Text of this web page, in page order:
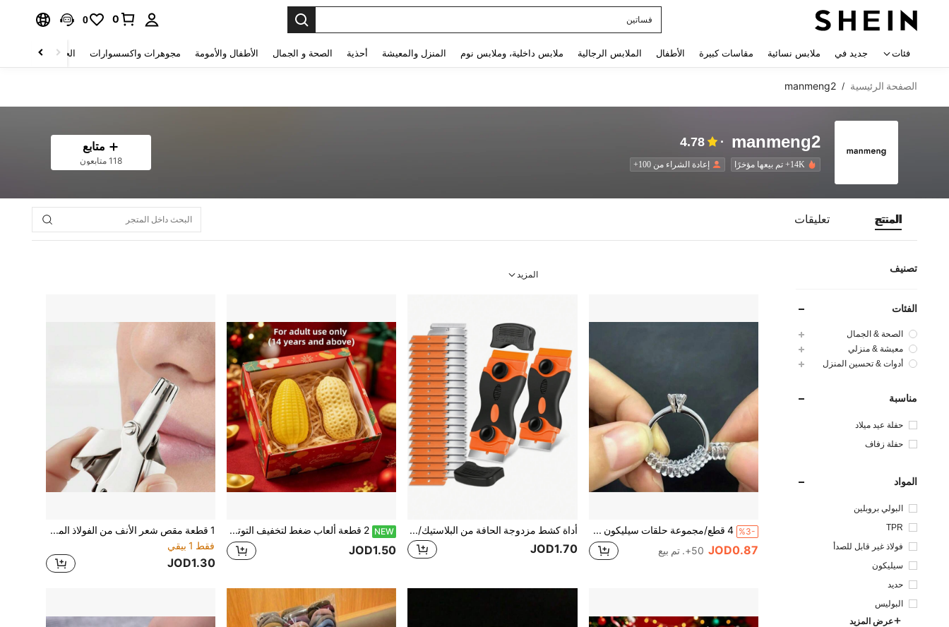
فستان
0
0
فئات جديد في ملابس نسائية مقاسات كبيرة الأطفال الملابس الرجالية ملابس داخلية، وملابس نوم المنزل والمعيشة أحذية الصحة و الجمال الأطفال والأمومة مجوهرات واكسسوارات الحقائب والأمتعة
الصفحة الرئيسية /
manmeng2
manmeng2
4.78
14K+ تم بيعها مؤخرًا إعادة الشراء من 100+
متابع
118 متابعون
المنتج تعليقات
تصنيف
الفئات
الصحة & الجمال
معيشة & منزلي
أدوات & تحسين المنزل
مناسبة
حفلة عيد ميلاد
حفلة زفاف
المواد
البولي بروبلين
TPR
فولاذ غير قابل للصدأ
سيليكون
حديد
البوليس
تر عرض المزيد
المزيد
%3- 4 قطع/مجموعة حلقات سيليكون قابلة للتعديل لتغيير حجم الخاتم، حلقات سيليكون شفافة لحماية الخواتم، مناسبة للرجال والنساء، تسمح لك بضبط حجم الخاتم دون إعادة تشكيله
JOD0.87 50+. تم بيع
أداة كشط مزدوجة الحافة من البلاستيك/المعدن - أداة كشط بلاستيكية مع شفرات معدنية وبلاستيكية، مناسبة لإزالة الفينيل والطلاء والملصقات وتنظيف السيارات والنوافذ والزجاج والخشب والأدوات المطبخية دون خدش
JOD1.70
NEW 2 قطعة ألعاب ضغط لتخفيف التوتر، مناسبة كهدايا للأصدقاء والصديقات
JOD1.50
1 قطعة مقص شعر الأنف من الفولاذ المقاوم للصدأ، مقص شعر الأنف اليدوي، ماكينة حلاقة شعر الأنف، آلة قطع محمولة للرجال والنساء، أداة إزالة شعر الوجه صديقة للبشرة مع وظيفة التشذيب الدقيق
فقط 1 بيقي
JOD1.30